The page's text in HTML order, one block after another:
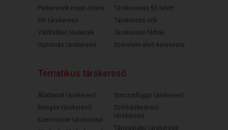
Párkeresők most online
Elit társkereső
Válófélben lévőknek
Diplomás társkereső
Társkeresés 50 felett
Társkereső nők
Társkereső férfiak
Szerelem első keresésre
Tematikus társkereső
Állatbarát társkereső
Bringás társkereső
Ezermester társkereső
Sorozatfüggő társkereső
Színházkedvelő
társkereső
Táncoslábú társkereső